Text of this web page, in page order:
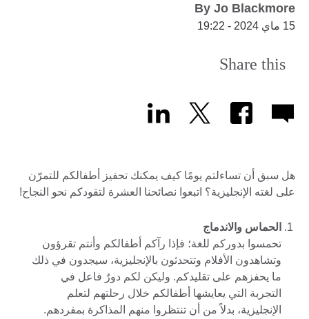
By Jo Blackmore
15 ماي 2024 - 19:22
Share this
هل سبق أن تساءلتم يومًا كيف يمكنك تحفيز أطفالكم للتمرّن
على لغته الإنجليزية؟ اتبعوا نصائحنا العشرة لتقودكم نحو النجاح!
الحماس والاندماج
تحمسوا بدوركم للغة؛ فإذا رآكم أطفالكم وأنتم تقرؤون
وتشاهدون الأفلام وتتحدثون بالإنجليزية، سيجدون في ذلك
ما يحفزهم على تقليدكم. وليكن لكم دورٌ فاعل في
التجربة التي يعايشها أطفالكم خلال رحلتهم لتعلم
الإنجليزية، بدلاً من أن تنتظروا منهم المذاكرة بمفردهم.